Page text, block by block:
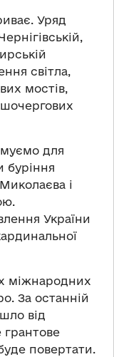
Уряд
світла,
мостів,
для
буріння
і
України
міжнародних
За останній
від
грантове
повертати.